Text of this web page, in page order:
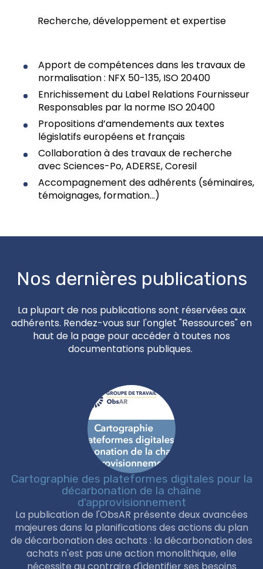
Recherche, développement et expertise
Apport de compétences dans les travaux de
normalisation : NFX 50-135, ISO 20400
Enrichissement du Label Relations Fournisseur
Responsables par la norme ISO 20400
Propositions d’amendements aux textes
législatifs européens et français
Collaboration à des travaux de recherche
avec Sciences-Po, ADERSE, Coresil
Accompagnement des adhérents (séminaires,
témoignages, formation…)
Nos dernières publications
La plupart de nos publications sont réservées aux
adhérents. Rendez-vous sur l'onglet "Ressources" en
haut de la page pour accéder à toutes nos
documentations publiques.
Cartographie des plateformes digitales pour la
décarbonation de la chaîne
d'approvisionnement
La publication de l'ObsAR présente deux avancées
majeures dans la planifications des actions du plan
de décarbonation des achats : la décarbonation des
achats n'est pas une action monolithique, elle